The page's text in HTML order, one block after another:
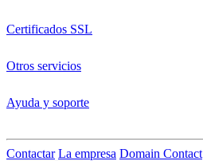
Certificados SSL
Otros servicios
Ayuda y soporte
Contactar La empresa Domain Contact